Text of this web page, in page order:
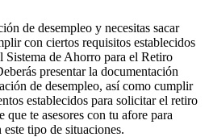
de desempleo y necesitas sacar
con ciertos requisitos establecidos
de Ahorro para el Retiro
presentar la documentación
de desempleo, así como cumplir
establecidos para solicitar el retiro
te asesores con tu afore para
tipo de situaciones.